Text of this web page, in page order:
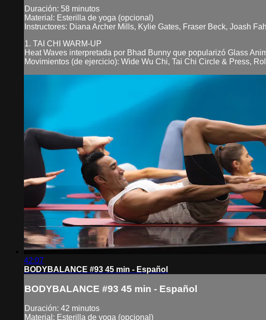
Duración: 58 minutos
Material: Esterilla de yoga (opcional)
Instructores: Diana Archer Mills, Kylie Gates, Fraser Beck, Joash
1. TAI CHI WARM-UP
Heat Waves interpretada por Bhad Bunny que popularizó Glass
Movimientos (de ejercicio): Wide Wu Chi, Tai Chi Circle & Press,
42:07
BODYBALANCE #93 45 min - Español
BODYBALANCE #93 45 min - Español
Duración: 42 minutos
Material: Esterilla de yoga (opcional)